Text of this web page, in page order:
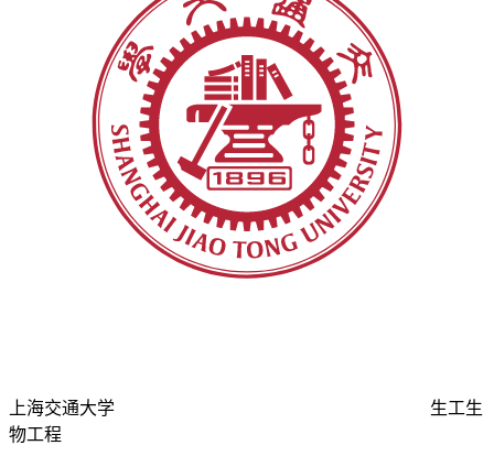
上海交通大学
生工生
物工程